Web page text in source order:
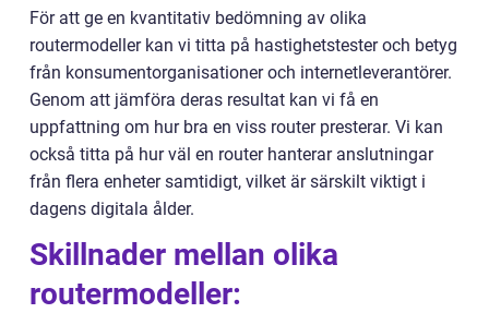
För att ge en kvantitativ bedömning av olika
routermodeller kan vi titta på hastighetstester och betyg
från konsumentorganisationer och internetleverantörer.
Genom att jämföra deras resultat kan vi få en
uppfattning om hur bra en viss router presterar. Vi kan
också titta på hur väl en router hanterar anslutningar
från flera enheter samtidigt, vilket är särskilt viktigt i
dagens digitala ålder.
Skillnader mellan olika
routermodeller: